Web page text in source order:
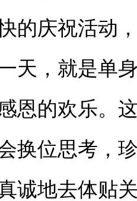
的庆祝活动
天，就是单
恩的欢乐。
换位思考，
诚地去体贴